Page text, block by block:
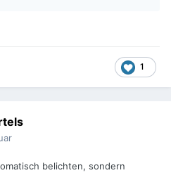
1
belichten, sondern